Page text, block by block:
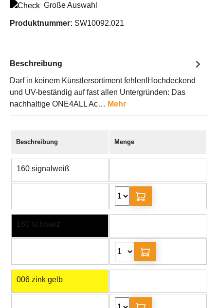
Große Auswahl
Produktnummer: SW10092.021
Beschreibung
Darf in keinem Künstlersortiment fehlen!Hochdeckend
und UV-beständig auf fast allen Untergründen: Das
nachhaltige ONE4ALL Ac… Mehr
Beschreibung Menge
160 signalweiß
180 schwarz
006 zink gelb